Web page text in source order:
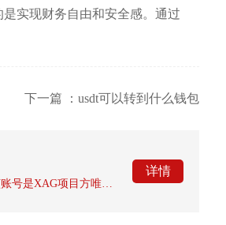
实现财务自由和安全感。通过
下一篇 ：usdt可以转到什么钱包
经多方信息核实，XAG钱包官方发行方公开认证账号为@XAGofficial，该账号是XAG项目方唯一对外发布钱包动态、项目进展及官方公告的核心认证账号，也是币圈用户查询XAG钱包相关信息、辨别真伪渠道的关键官方标识。在加密资产钱包领域，项目官方账号的权威性直接关系到用户资产安全与信息真伪，XAG钱包作为主打白银通证流通与资产存储的去中心化钱包产品，其发行方始终坚持单一官方账号运营模式，未授权任何第三方账号、代理账号或衍生账号作为官方发声渠道。该认证账号全程同步更新XAG钱包的
详情